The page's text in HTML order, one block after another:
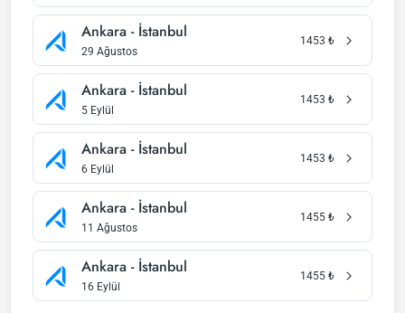
Ankara - İstanbul
29 Ağustos
1453 ₺
Ankara - İstanbul
5 Eylül
1453 ₺
Ankara - İstanbul
6 Eylül
1453 ₺
Ankara - İstanbul
11 Ağustos
1455 ₺
Ankara - İstanbul
16 Eylül
1455 ₺